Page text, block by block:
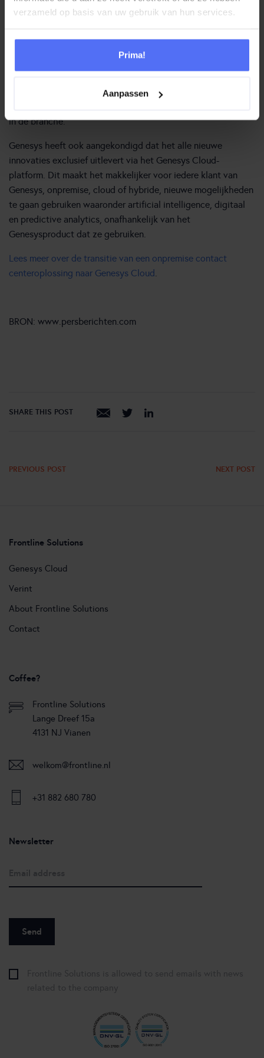
verzameld op basis van uw gebruik van hun services.
Prima!
Aanpassen
gebaseerde architectuur is het platform gebouwd voor
developers, door developers. In feite is alleen al afgelopen
integraties en diensten uit deGenesys AppFoundry
in de branche.
Genesys heeft ook aangekondigd dat het alle nieuwe
innovaties exclusief uitlevert via het Genesys Cloud-
platform. Dit maakt het makkelijker voor iedere klant van
Genesys, onpremise, cloud of hybride, nieuwe mogelijkheden
te gaan gebruiken waaronder artificial intelligence, digitaal
en predictive analytics, onafhankelijk van het
Genesysproduct dat ze gebruiken.
Lees meer over de transitie van een onpremise contact
centeroplossing naar Genesys Cloud .
BRON: www.persberichten.com
SHARE THIS POST
PREVIOUS POST NEXT POST
Frontline Solutions
Genesys Cloud
Verint
About Frontline Solutions
Contact
Coffee?
Frontline Solutions
Lange Dreef 15a
4131 NJ Vianen
welkom@frontline.nl
+31 882 680 780
Newsletter